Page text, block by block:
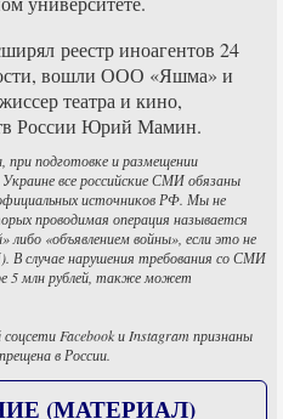
реестр иноагентов 24
вошли ООО «Яшма» и
театра и кино,
России Юрий Мамин.
при подготовке и размещении
все российские СМИ обязаны
источников РФ. Мы не
проводимая операция называется
«объявлением войны», если это не
случае нарушения требования со СМИ
5 млн рублей, также может
Facebook и Instagram признаны
в России.
(МАТЕРИАЛ)